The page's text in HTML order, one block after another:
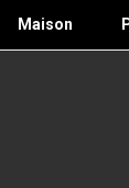
Maison